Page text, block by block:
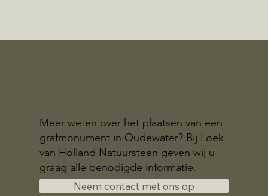
Meer weten over het plaatsen van een
grafmonument in Oudewater? Bij Loek
van Holland Natuursteen geven wij u
graag alle benodigde informatie.
Neem contact met ons op